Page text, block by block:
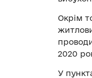
Окрім
2020
У